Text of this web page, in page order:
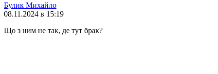
Булик Михайло
08.11.2024 в 15:19
Що з ним не так, де тут брак?